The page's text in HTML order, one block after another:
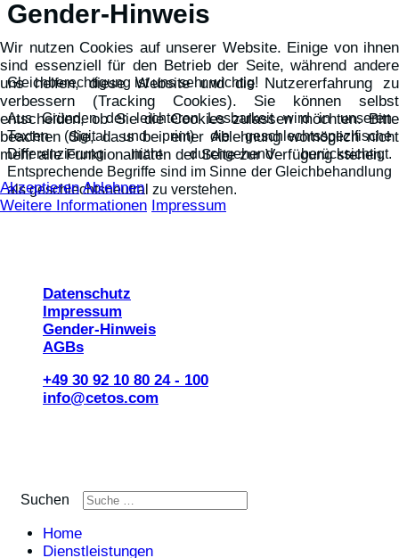
Gender-Hinweis
Gleichberechtigung ist uns sehr wichtig!
Aus Gründen der leichteren Lesbarkeit wird in unseren
Texten (digital und print) die geschlechtsspezifische
Differenzierung nicht durchgehend berücksichtigt.
Entsprechende Begriffe sind im Sinne der Gleichbehandlung
als geschlechtsneutral zu verstehen.
Datenschutz
Impressum
Gender-Hinweis
AGBs
+49 30 92 10 80 24 - 100
info@cetos.com
Suchen
Home
Dienstleistungen
Wir nutzen Cookies auf unserer Website. Einige von ihnen
sind essenziell für den Betrieb der Seite, während andere
uns helfen, diese Website und die Nutzererfahrung zu
verbessern (Tracking Cookies). Sie können selbst
entscheiden, ob Sie die Cookies zulassen möchten. Bitte
beachten Sie, dass bei einer Ablehnung womöglich nicht
mehr alle Funktionalitäten der Seite zur Verfügung stehen.
Akzeptieren Ablehnen
Weitere Informationen Impressum